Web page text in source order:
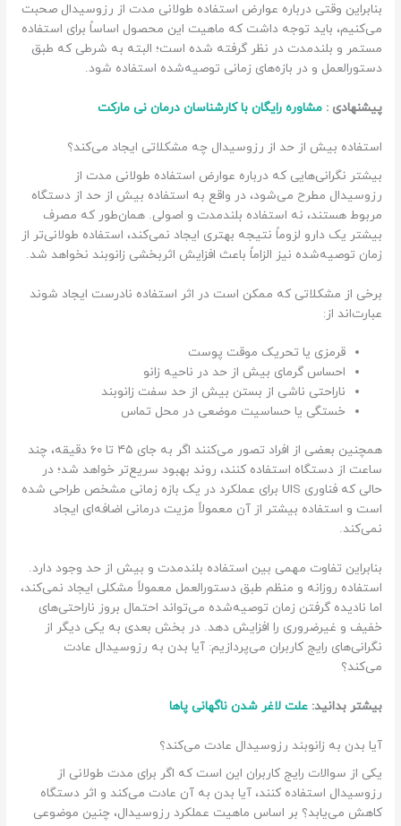
بنابراین وقتی درباره عوارض استفاده طولانی مدت از رزوسیدال صحبت
می‌کنیم، باید توجه داشت که ماهیت این محصول اساساً برای استفاده
مستمر و بلندمدت در نظر گرفته شده است؛ البته به شرطی که طبق
دستورالعمل و در بازه‌های زمانی توصیه‌شده استفاده شود.
پیشنهادی :مشاوره رایگان با کارشناسان درمان نی مارکت
استفاده بیش از حد از رزوسیدال چه مشکلاتی ایجاد می‌کند؟
بیشتر نگرانی‌هایی که درباره عوارض استفاده طولانی مدت از
رزوسیدال مطرح می‌شود، در واقع به استفاده بیش از حد از دستگاه
مربوط هستند، نه استفاده بلندمدت و اصولی. همان‌طور که مصرف
بیشتر یک دارو لزوماً نتیجه بهتری ایجاد نمی‌کند، استفاده طولانی‌تر از
زمان توصیه‌شده نیز الزاماً باعث افزایش اثربخشی زانوبند نخواهد شد.
برخی از مشکلاتی که ممکن است در اثر استفاده نادرست ایجاد شوند
عبارت‌اند از:
قرمزی یا تحریک موقت پوست
احساس گرمای بیش از حد در ناحیه زانو
ناراحتی ناشی از بستن بیش از حد سفت زانوبند
خستگی یا حساسیت موضعی در محل تماس
همچنین بعضی از افراد تصور می‌کنند اگر به جای ۴۵ تا ۶۰ دقیقه، چند
ساعت از دستگاه استفاده کنند، روند بهبود سریع‌تر خواهد شد؛ در
حالی که فناوری UIS برای عملکرد در یک بازه زمانی مشخص طراحی شده
است و استفاده بیشتر از آن معمولاً مزیت درمانی اضافه‌ای ایجاد
نمی‌کند.
بنابراین تفاوت مهمی بین استفاده بلندمدت و بیش از حد وجود دارد.
استفاده روزانه و منظم طبق دستورالعمل معمولاً مشکلی ایجاد نمی‌کند،
اما نادیده گرفتن زمان توصیه‌شده می‌تواند احتمال بروز ناراحتی‌های
خفیف و غیرضروری را افزایش دهد. در بخش بعدی به یکی دیگر از
نگرانی‌های رایج کاربران می‌پردازیم: آیا بدن به رزوسیدال عادت
می‌کند؟
بیشتر بدانید:علت لاغر شدن ناگهانی پاها
آیا بدن به زانوبند رزوسیدال عادت می‌کند؟
یکی از سوالات رایج کاربران این است که اگر برای مدت طولانی از
رزوسیدال استفاده کنند، آیا بدن به آن عادت می‌کند و اثر دستگاه
کاهش می‌یابد؟ بر اساس ماهیت عملکرد رزوسیدال، چنین موضوعی